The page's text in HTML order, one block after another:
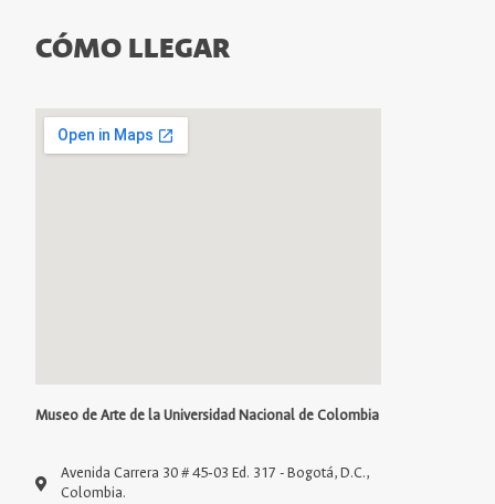
CÓMO LLEGAR
Museo de Arte de la Universidad Nacional de Colombia
Avenida Carrera 30 # 45‑03 Ed. 317 - Bogotá, D.C.,
Colombia.